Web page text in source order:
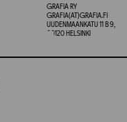
GRAFIA RY
GRAFIA(AT)GRAFIA.FI
UUDENMAANKATU 11 B 9,
00120 HELSINKI